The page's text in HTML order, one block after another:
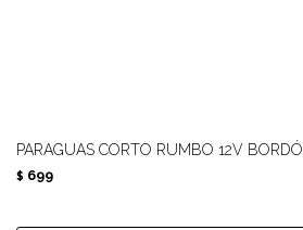
PARAGUAS CORTO RUMBO 12V BORDÓ
$ 699